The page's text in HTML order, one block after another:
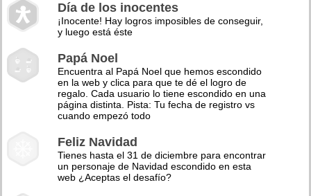
Día de los inocentes
¡Inocente! Hay logros imposibles de conseguir,
y luego está éste
Papá Noel
Encuentra al Papá Noel que hemos escondido
en la web y clica para que te dé el logro de
regalo. Cada usuario lo tiene escondido en una
página distinta. Pista: Tu fecha de registro vs
cuando empezó todo
Feliz Navidad
Tienes hasta el 31 de diciembre para encontrar
un personaje de Navidad escondido en esta
web ¿Aceptas el desafío?